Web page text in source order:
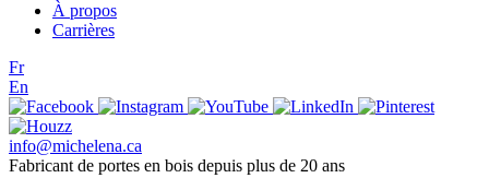
À propos
Carrières
Fr
En
info@michelena.ca
Fabricant de portes en bois depuis plus de 20 ans